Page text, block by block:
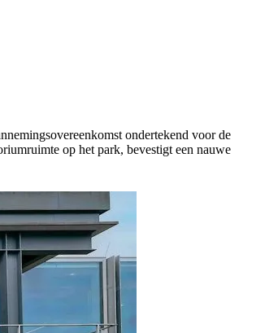
ondertekend voor de
op het park, bevestigt een nauwe